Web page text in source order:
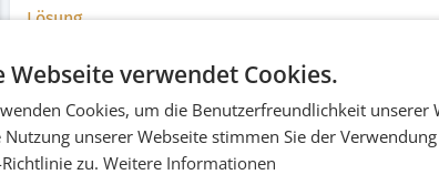
Lösung
Als Basis wurde ein cloudbasiertes CRM aufgesetzt.
Kundenzufriedenheitsabfragen gestartet, Umsätze je
Social Media Kampagnen mit gezielten
Küchenstudio über welche Medien, welche Zielgruppe,
Bilder
Webseite verwendet Cookies.
Cookies, um die Benutzerfreundlichkeit unserer
unserer Webseite stimmen Sie der
zu. Weitere Informationen